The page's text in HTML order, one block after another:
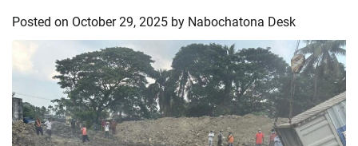
Posted on October 29, 2025 by Nabochatona Desk